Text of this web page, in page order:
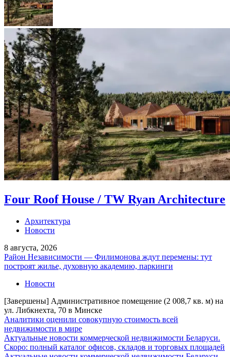
Four Roof House / TW Ryan Architecture
Архитектура
Новости
8 августа, 2026
Район Независимости — Филимонова ждут перемены: тут
построят жилье, духовную академию, паркинги
Новости
[Завершены] Административное помещение (2 008,7 кв. м) на
ул. Либкнехта, 70 в Минске
Аналитики оценили совокупную стоимость всей
недвижимости в мире
Актуальные новости коммерческой недвижимости Беларуси.
Скоро: полный каталог офисов, складов и торговых площадей